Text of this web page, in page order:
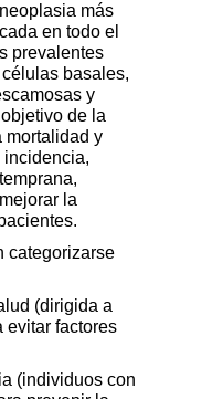
más
en todo el
prevalentes
basales,
y
de la
mortalidad y
incidencia,
la
categorizarse
(dirigida a
evitar factores
(individuos con